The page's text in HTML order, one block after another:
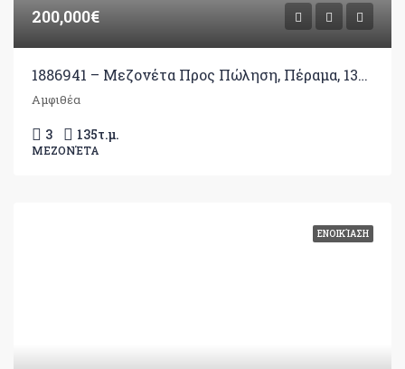
200,000€
1886941 – Μεζονέτα Προς Πώληση, Πέραμα, 135 τ.μ., €200.000
Αμφιθέα
3 135τ.μ.
ΜΕΖΟΝΈΤΑ
ΕΝΟΙΚΊΑΣΗ